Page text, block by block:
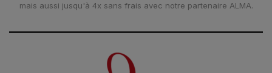
mais aussi jusqu'à 4x sans frais avec notre partenaire ALMA.